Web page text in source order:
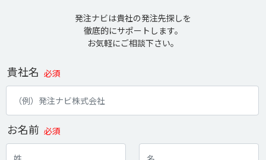
発注ナビは貴社の発注先探しを
徹底的にサポートします。
お気軽にご相談下さい。
貴社名 必須
お名前 必須